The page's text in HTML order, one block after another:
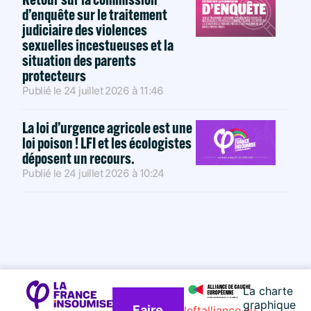
d’enquête sur le traitement
judiciaire des violences
sexuelles incestueuses et la
situation des parents
protecteurs
Publié le 24 juillet 2026 à 11:46
La loi d’urgence agricole est une
loi poison ! LFI et les écologistes
déposent un recours.
Publié le 24 juillet 2026 à 10:24
La charte
graphique